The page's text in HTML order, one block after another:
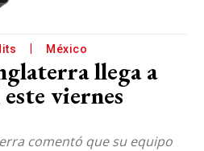
México
llega a
viernes
comentó que su equipo